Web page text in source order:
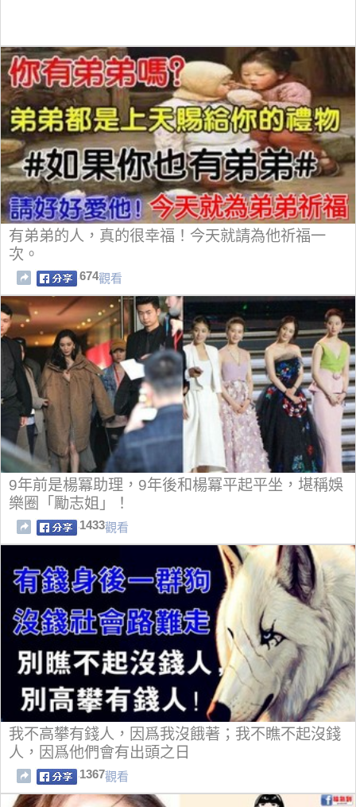
有弟弟的人，真的很幸福！今天就請為他祈福一
次。
674觀看
9年前是楊冪助理，9年後和楊冪平起平坐，堪稱娛
樂圈「勵志姐」！
1433觀看
我不高攀有錢人，因爲我沒餓著；我不瞧不起沒錢
人，因爲他們會有出頭之日
1367觀看